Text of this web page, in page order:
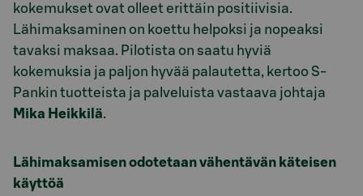
kokemukset ovat olleet erittäin positiivisia.
Lähimaksaminen on koettu helpoksi ja nopeaksi
tavaksi maksaa. Pilotista on saatu hyviä
kokemuksia ja paljon hyvää palautetta, kertoo S-
Pankin tuotteista ja palveluista vastaava johtaja
Mika Heikkilä.
Lähimaksamisen odotetaan vähentävän käteisen
käyttöä